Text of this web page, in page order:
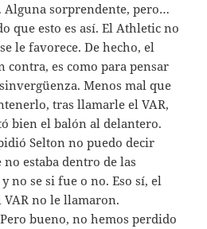
Alguna sorprendente, pero…
que esto es así. El Athletic no
le favorece. De hecho, el
contra, es como para pensar
Menos mal que
tras llamarle el VAR,
bien el balón al delantero.
Selton no puedo decir
estaba dentro de las
no se si fue o no. Eso sí, el
no le llamaron.
bueno, no hemos perdido